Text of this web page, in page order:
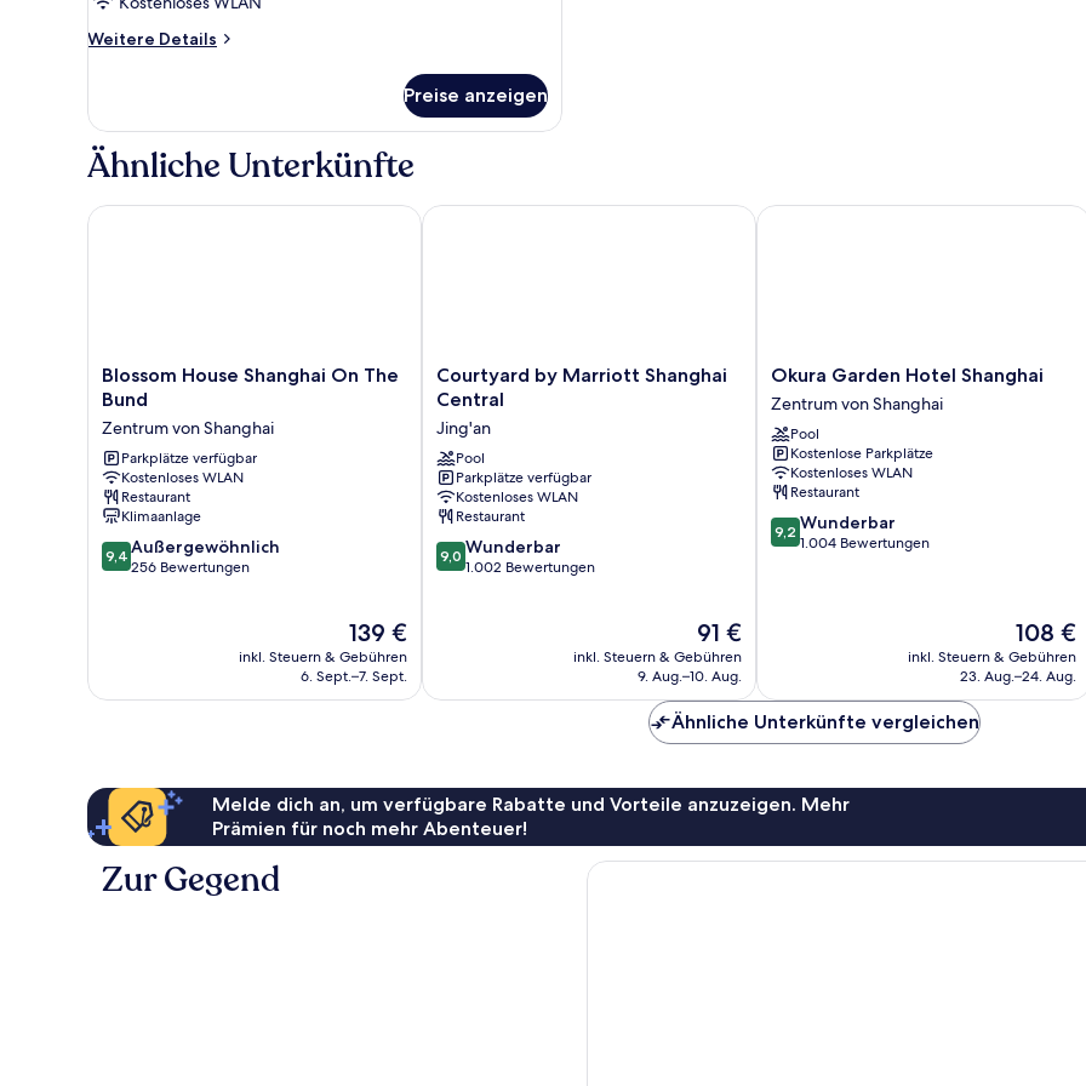
Weitere Details
Weitere
1
Queen-
Bett,
Preise anzeigen
Ähnliche Unterkünfte
Blossom
House
On
The
Bund
Zentrum
von
Shanghai
Blossom House Shanghai On The
Bund
Zentrum von Shanghai
Parkplätze verfügbar
Kostenloses WLAN
Restaurant
Klimaanlage
9.4
von
9,4 Außergewöhnlich
256 Bewertungen
Der
Preis
beträgt
139 €
inkl. Steuern & Gebühren
6. Sept.–7. Sept.
Blossom House Shanghai On The Bund
Courtyard
by
Shanghai
Central
Jing'an
Courtyard by Marriott Shanghai
Central
Jing'an
Pool
Parkplätze verfügbar
Kostenloses WLAN
Restaurant
9.0
von
9,0 Wunderbar
1.002 Bewertungen
Der
Preis
beträgt
91 €
inkl. Steuern & Gebühren
9. Aug.–10. Aug.
Courtyard by Marriott Shanghai Central
Okura
Garden
Hotel
Shanghai
Zentrum
von
Shanghai
Okura Garden Hotel Shanghai
Zentrum von Shanghai
Pool
Kostenlose Parkplätze
Kostenloses WLAN
Restaurant
9.2
von
9,2 Wunderbar
1.004 Bewertungen
Der
Preis
beträgt
108 €
inkl. Steuern & Gebühren
23. Aug.–24. Aug.
Okura Garden Hotel Shanghai
Ähnliche Unterkünfte vergleichen
Melde dich an, um verfügbare Rabatte und Vorteile anzuzeigen. Mehr
Prämien für noch mehr Abenteuer!
Zur Gegend